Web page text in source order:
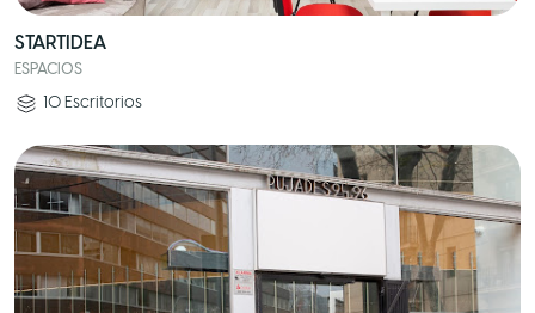
STARTIDEA
ESPACIOS
10 Escritorios